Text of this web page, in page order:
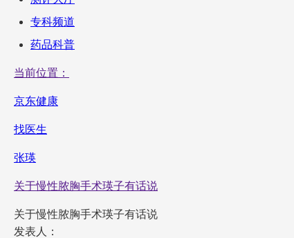
专科频道
药品科普
当前位置：
京东健康
找医生
张瑛
关于慢性脓胸手术瑛子有话说
关于慢性脓胸手术瑛子有话说
发表人：